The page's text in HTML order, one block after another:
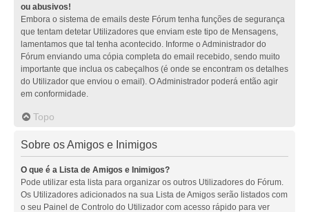
ou abusivos!
Embora o sistema de emails deste Fórum tenha funções de segurança
que tentam detetar Utilizadores que enviam este tipo de Mensagens,
lamentamos que tal tenha acontecido. Informe o Administrador do
Fórum enviando uma cópia completa do email recebido, sendo muito
importante que inclua os cabeçalhos (é onde se encontram os detalhes
do Utilizador que enviou o email). O Administrador poderá então agir
em conformidade.
Topo
Sobre os Amigos e Inimigos
O que é a Lista de Amigos e Inimigos?
Pode utilizar esta lista para organizar os outros Utilizadores do Fórum.
Os Utilizadores adicionados na sua Lista de Amigos serão listados com
o seu Painel de Controlo do Utilizador com acesso rápido para ver